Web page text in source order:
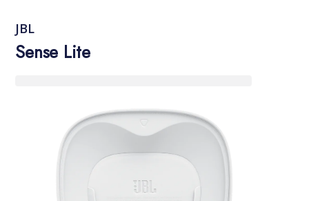
JBL
Sense Lite